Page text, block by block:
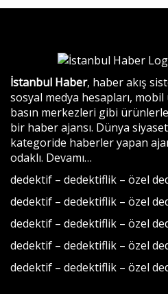
İstanbul Haber, haber akış
sosyal medya hesapları,
basın merkezleri gibi
bir haber ajansı. Dünya
kategoride haberler yapan
odaklı. Devamı…
dedektif – dedektiflik – özel
dedektif – dedektiflik – özel
dedektif – dedektiflik – özel
dedektif – dedektiflik – özel
dedektif – dedektiflik – özel